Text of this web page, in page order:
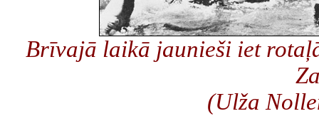
Brīvajā laikā jaunieši iet
(Ulža